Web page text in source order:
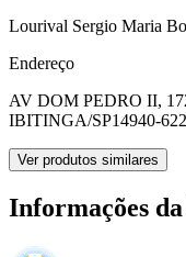
Lourival Sergio Maria
Endereço
AV DOM PEDRO II,
IBITINGA/SP14940-622
Ver produtos similares
Informações